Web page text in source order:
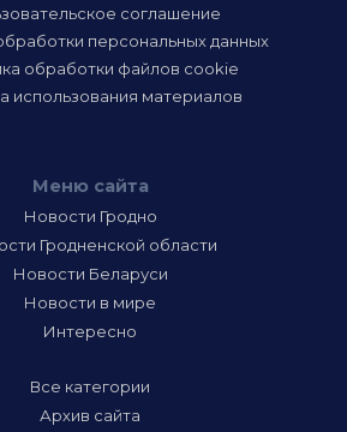
соглашение
персональных данных
обработки файлов cookie
использования материалов
Меню сайта
Новости Гродно
Гродненской области
Новости Беларуси
Новости в мире
Интересно
Все категории
Архив сайта